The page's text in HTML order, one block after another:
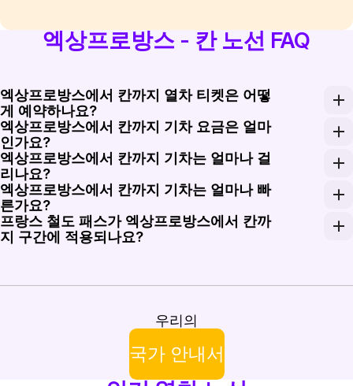
엑상프로방스 - 칸 노선 FAQ
엑상프로방스에서 칸까지 열차 티켓은 어떻
게 예약하나요?
날짜, 출발역, 서비스 종류, 좌석 등급을 선택하여 Rail
엑상프로방스에서 칸까지 기차 요금은 얼마
인가요?
엑상프로방스에서 칸까지의 편도 요금은 사전 구매한
엑상프로방스에서 칸까지 기차는 얼마나 걸
리나요?
엑상프로방스 TGV에서 칸까지 가는 가장 빠른 직행
엑상프로방스에서 칸까지 기차는 얼마나 빠
른가요?
TGV INOUI 열차는 엑상프로방스와 마르세유 인근의
프랑스 철도 패스가 엑상프로방스에서 칸까
지 구간에 적용되나요?
우리의
국가 안내서